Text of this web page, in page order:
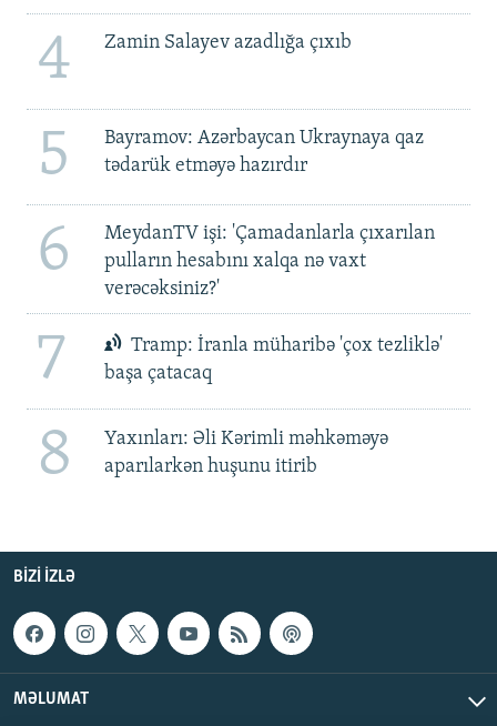
4 Zamin Salayev azadlığa çıxıb
5
Bayramov: Azərbaycan Ukraynaya qaz
tədarük etməyə hazırdır
6
MeydanTV işi: 'Çamadanlarla çıxarılan
pulların hesabını xalqa nə vaxt
verəcəksiniz?'
7
Tramp: İranla müharibə 'çox tezliklə'
başa çatacaq
8
Yaxınları: Əli Kərimli məhkəməyə
aparılarkən huşunu itirib
BIZI IZLƏ
MƏLUMAT